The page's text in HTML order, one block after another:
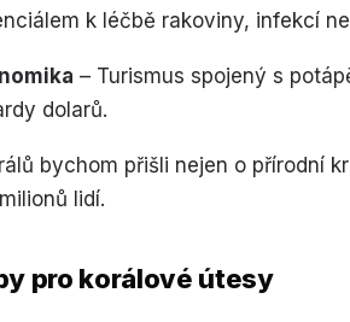
k léčbě rakoviny, infekcí
– Turismus spojený s
dolarů.
bychom přišli nejen o přírodní
lidí.
pro korálové útesy